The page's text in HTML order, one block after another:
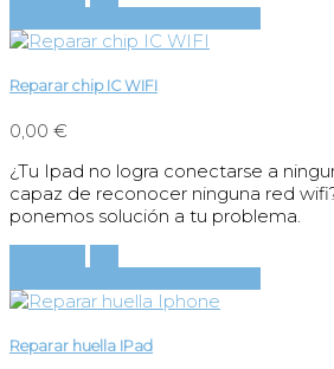
Reparar chip IC WIFI
0,00 €
¿Tu Ipad no logra conectarse a
capaz de reconocer ninguna red
ponemos solución a tu problema.
Reparar huella IPad